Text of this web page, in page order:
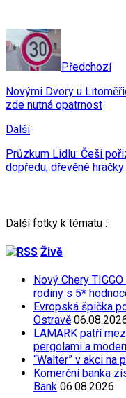
Předchozí
Novými Dvory u
zde nutná opatrnost
Další
Průzkum Lidlu: Češi
dopředu, dřevěné
Další fotky k tématu :
Živě
Nový Chery
rodiny s 5*
Evropská špička
Ostravě
LAMARK patří
pergolami a
“Walter” v akci na
Komerční banka
Bank 06.08.2026